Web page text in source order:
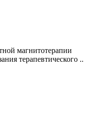
магнитотерапии
терапевтического ..